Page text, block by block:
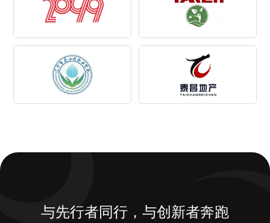
与先行者同行，与创新者奔跑